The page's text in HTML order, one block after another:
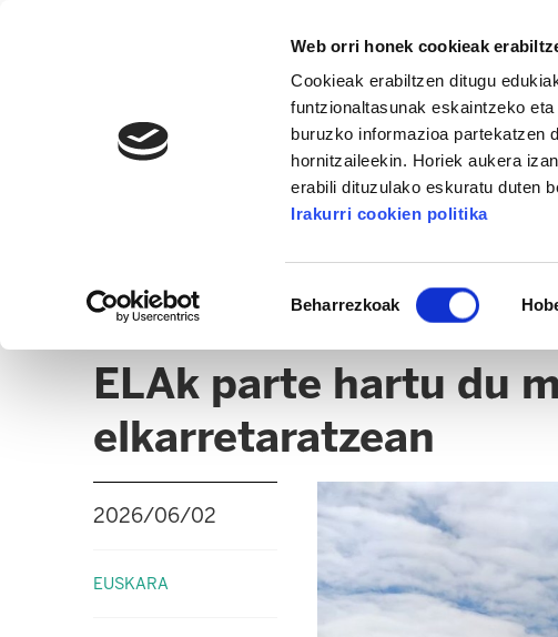
Web orri honek cookieak
Cookieak erabiltzen ditugu
funtzionaltasunak eskaintzeko
buruzko informazioa partekatzen
hornitzaileekin. Horiek aukera
erabili dituzulako eskuratu duten
Irakurri cookien politika
Beharrezkoak
HEZKUNTZA
ELAk parte hartu du
elkarretaratzean
2026/06/02
EUSKARA